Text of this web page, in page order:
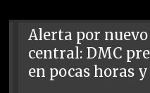
Alerta por
central: DMC
en pocas horas